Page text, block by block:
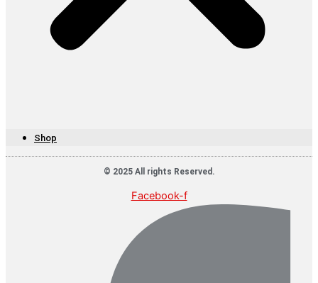
Shop
© 2025 All rights Reserved.
Facebook-f